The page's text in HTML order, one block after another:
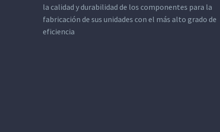
la calidad y durabilidad de los componentes para la
fabricación de sus unidades con el más alto grado de
eficiencia